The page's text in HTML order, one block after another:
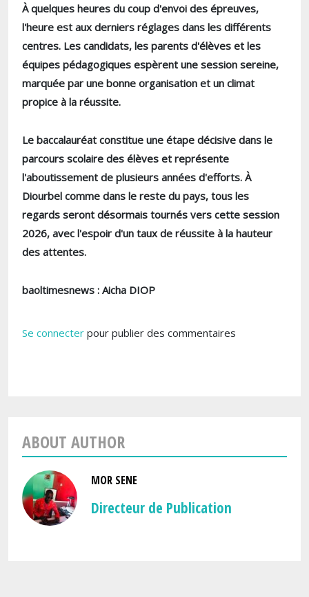
À quelques heures du coup d'envoi des épreuves,
l'heure est aux derniers réglages dans les différents
centres. Les candidats, les parents d'élèves et les
équipes pédagogiques espèrent une session sereine,
marquée par une bonne organisation et un climat
propice à la réussite.
Le baccalauréat constitue une étape décisive dans le
parcours scolaire des élèves et représente
l'aboutissement de plusieurs années d'efforts. À
Diourbel comme dans le reste du pays, tous les
regards seront désormais tournés vers cette session
2026, avec l'espoir d'un taux de réussite à la hauteur
des attentes.
baoltimesnews : Aicha DIOP
Se connecter pour publier des commentaires
ABOUT AUTHOR
MOR SENE
Directeur de Publication